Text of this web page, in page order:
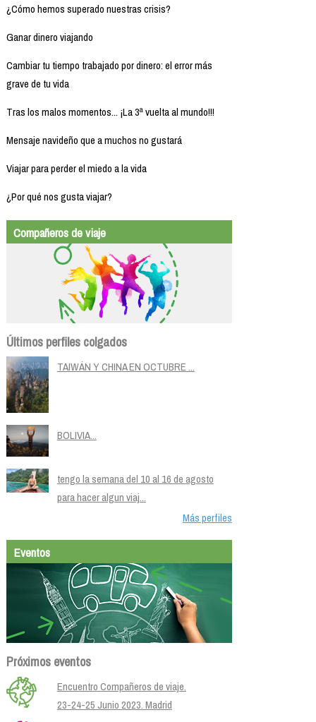
¿Cómo hemos superado nuestras crisis?
Ganar dinero viajando
Cambiar tu tiempo trabajado por dinero: el error más
grave de tu vida
Tras los malos momentos... ¡La 3ª vuelta al mundo!!!
Mensaje navideño que a muchos no gustará
Viajar para perder el miedo a la vida
¿Por qué nos gusta viajar?
Compañeros de viaje
Últimos perfiles colgados
TAIWÁN Y CHINA EN OCTUBRE ...
BOLIVIA...
tengo la semana del 10 al 16 de agosto
para hacer algun viaj...
Más perfiles
Eventos
Próximos eventos
Encuentro Compañeros de viaje.
23-24-25 Junio 2023. Madrid